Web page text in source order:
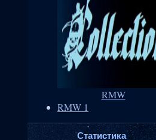
RMW
RMW 1
Статистика